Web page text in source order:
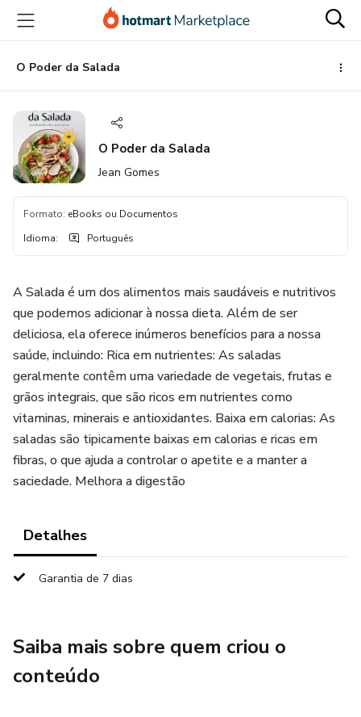
para
conteúdo
principal
para
pagamento
para
rodapé
O Poder da Salada
O Poder da Salada
Jean Gomes
Formato: eBooks ou Documentos
Idioma: Português
A Salada é um dos alimentos mais saudáveis e nutritivos
que podemos adicionar à nossa dieta. Além de ser
deliciosa, ela oferece inúmeros benefícios para a nossa
saúde, incluindo: Rica em nutrientes: As saladas
geralmente contêm uma variedade de vegetais, frutas e
grãos integrais, que são ricos em nutrientes como
vitaminas, minerais e antioxidantes. Baixa em calorias: As
saladas são tipicamente baixas em calorias e ricas em
fibras, o que ajuda a controlar o apetite e a manter a
saciedade. Melhora a digestão
Detalhes
Garantia de 7 dias
Saiba mais sobre quem criou o
conteúdo